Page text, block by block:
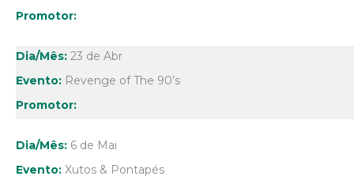
23 de Abr
Revenge of The 90’s
6 de Mai
Xutos & Pontapés